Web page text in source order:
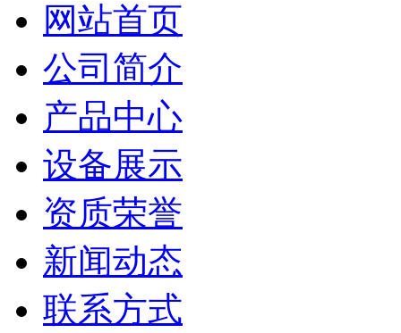
网站首页
公司简介
产品中心
设备展示
资质荣誉
新闻动态
联系方式